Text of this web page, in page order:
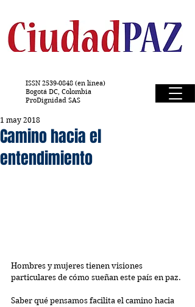
ISSN 2539-0848 (en línea)
Bogotá DC, Colombia
ProDignidad SAS
Camino hacia el
entendimiento
1 may 2018
Hombres y mujeres tienen visiones
particulares de cómo sueñan este país en paz.
Saber qué pensamos facilita el camino hacia